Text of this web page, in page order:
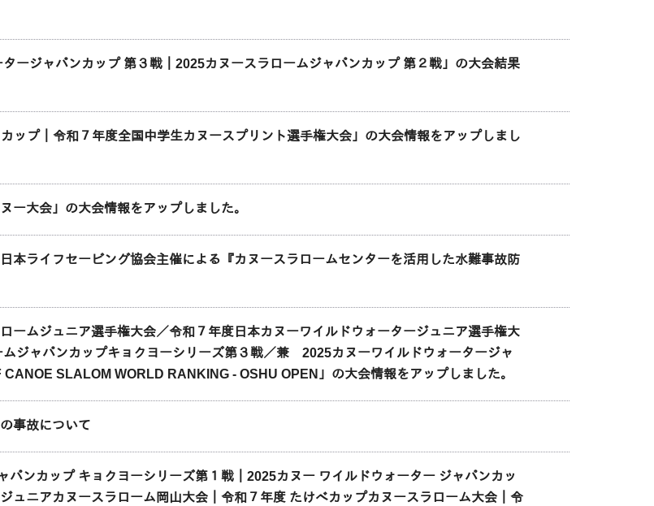
タージャパンカップ 第３戦｜2025カヌースラロームジャパンカップ 第２戦」の大会結果
ップ｜令和７年度全国中学生カヌースプリント選手権大会」の大会情報をアップしまし
ー大会」の大会情報をアップしました。
本ライフセービング協会主催による『カヌースラロームセンターを活用した水難事故防
ームジュニア選手権大会／令和７年度日本カヌーワイルドウォータージュニア選手権大
ジャパンカップキョクヨーシリーズ第３戦／兼 2025カヌーワイルドウォータージャ
SLALOM WORLD RANKING - OSHU OPEN」の大会情報をアップしました。
事故について
パンカップ キョクヨーシリーズ第１戦｜2025カヌー ワイルドウォーター ジャパンカッ
ュニアカヌースラローム岡山大会｜令和７年度 たけべカップカヌースラローム大会｜令